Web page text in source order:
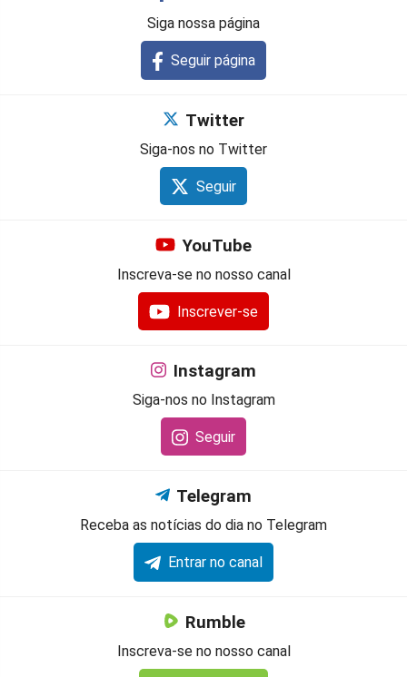
Siga nossa página
Seguir página
Twitter
Siga-nos no Twitter
Seguir
YouTube
Inscreva-se no nosso canal
Inscrever-se
Instagram
Siga-nos no Instagram
Seguir
Telegram
Receba as notícias do dia no Telegram
Entrar no canal
Rumble
Inscreva-se no nosso canal